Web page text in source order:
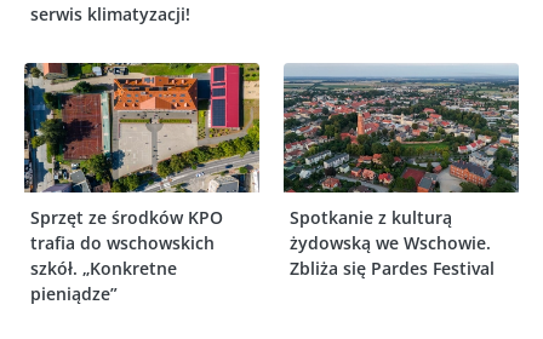
serwis klimatyzacji!
Sprzęt ze środków KPO
trafia do wschowskich
szkół. „Konkretne
pieniądze”
Spotkanie z kulturą
żydowską we Wschowie.
Zbliża się Pardes Festival